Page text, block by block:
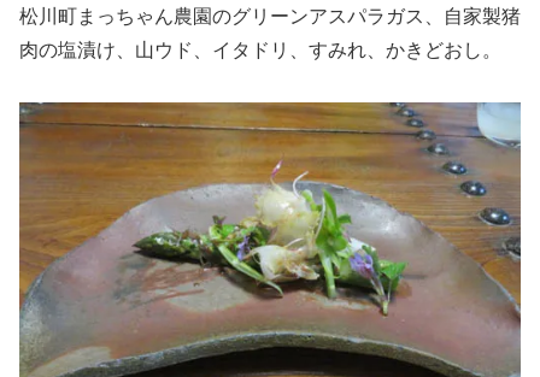
松川町まっちゃん農園のグリーンアスパラガス、自家製猪
肉の塩漬け、山ウド、イタドリ、すみれ、かきどおし。